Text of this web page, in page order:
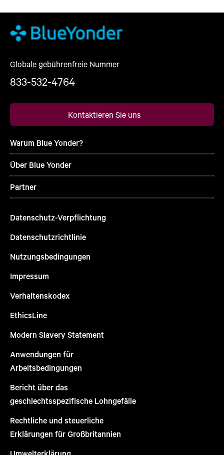
Globale gebührenfreie Nummer
833-532-4764
Kontaktieren Sie uns
Warum Blue Yonder?
Über Blue Yonder
Partner
Datenschutz-Verpflichtung
Datenschutzrichtlinie
Nutzungsbedingungen
Impressum
Verhaltenskodex
EthicsLine
Modern Slavery Statement
Anwendungen für
Arbeitsbedingungen
Bericht über das
geschlechtsspezifische Lohngefälle
Rechtliche und steuerliche
Erklärungen für Großbritannien